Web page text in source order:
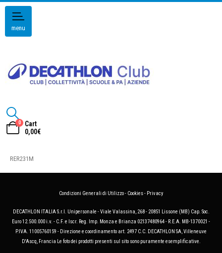
menu
0
Cart
0,00€
RER231M
Condizioni Generali di Utilizzo- Cookies- Privacy
DECATHLON ITALIA S.r.l. Unipersonale - Viale Valassina, 268 - 20851 Lissone (MB) Cap. Soc.
Euro 12.500.000 i.v. - C.F. e Iscr. Reg. Imp. Monza e Brianza 02137480964 - R.E.A. MB-1370021 -
P.IVA. 11005760159 - Direzione e coordinamento art. 2497 C.C. DECATHLON SA, Villeneuve
D'Ascq, Francia Le foto dei prodotti presenti sul sito sono puramente esemplificative.